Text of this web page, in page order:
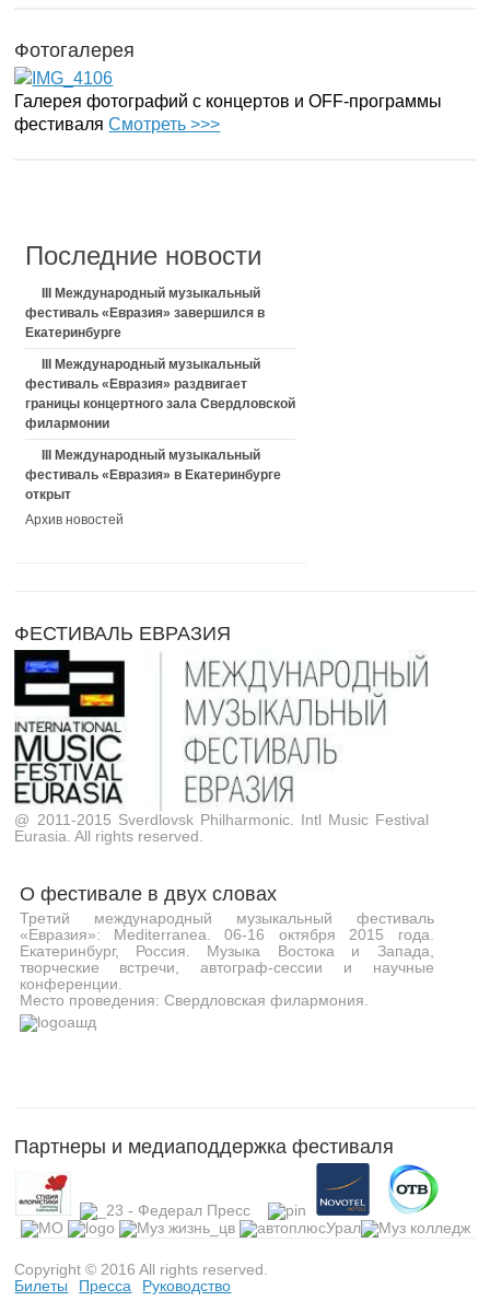
Фотогалерея
Галерея фотографий с концертов и OFF-программы
фестиваляСмотреть >>>
Последние новости
III Международный музыкальный
фестиваль «Евразия» завершился в
Екатеринбурге
III Международный музыкальный
фестиваль «Евразия» раздвигает
границы концертного зала Свердловской
филармонии
III Международный музыкальный
фестиваль «Евразия» в Екатеринбурге
открыт
Архив новостей
ФЕСТИВАЛЬ ЕВРАЗИЯ
@ 2011-2015 Sverdlovsk Philharmonic. Intl Music Festival
Eurasia. All rights reserved.
О фестивале в двух словах
Третий международный музыкальный фестиваль
«Евразия»: Mediterranea. 06-16 октября 2015 года.
Екатеринбург, Россия. Музыка Востока и Запада,
творческие встречи, автограф-сессии и научные
конференции.
Место проведения: Свердловская филармония.
Партнеры и медиаподдержка фестиваля
Copyright © 2016 All rights reserved.
Билеты
Пресса Руководство